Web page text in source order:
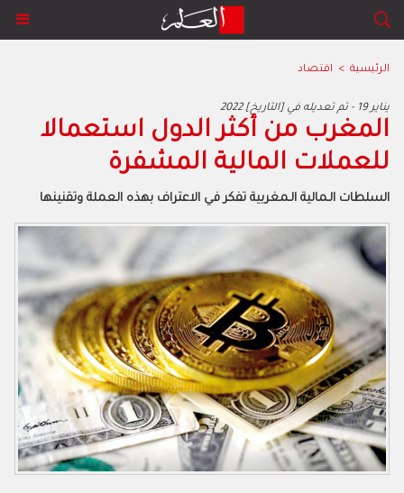
الرئيسية > اقتصاد
2022 يناير 19 - تم تعديله في [التاريخ]
المغرب من أكثر الدول استعمالا
للعملات المالية المشفرة
السلطات الـمالية الـمغربية تفكر في الاعتراف بهذه العملة وتقنينها